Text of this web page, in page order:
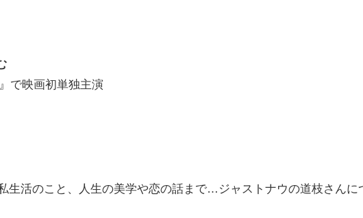
で映画初単独主演
生活のこと、人生の美学や恋の話まで…ジャストナウの道枝さんに